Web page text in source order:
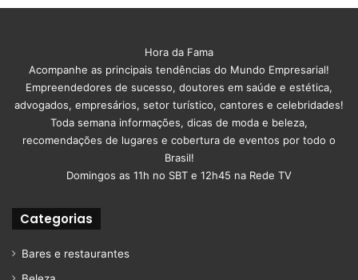
Hora da Fama
Acompanhe as principais tendências do Mundo Empresarial!
Empreendedores de sucesso, doutores em saúde e estética,
advogados, empresários, setor turístico, cantores e celebridades!
Toda semana informações, dicas de moda e beleza,
recomendações de lugares e cobertura de eventos por todo o
Brasil!
Domingos as 11h no SBT e 12h45 na Rede TV
Categorias
Bares e restaurantes